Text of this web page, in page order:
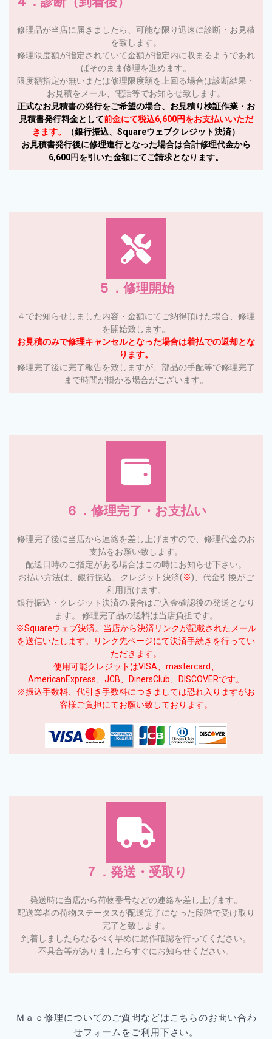
修理品が当店に届きましたら、可能な限り迅速に診断・お見積
を致します。
修理限度額が指定されていて金額が指定内に収まるようであれ
ばそのまま修理を進めます。
限度額指定が無いまたは修理限度額を上回る場合は診断結果・
お見積をメール、電話等でお知らせ致します。
正式なお見積書の発行をご希望の場合、お見積り検証作業・お
見積書発行料金として前金にて税込6,600円をお支払いいただ
きます。
（銀行振込、Squareウェブクレジット決済）
お見積書発行後に修理進行となった場合は合計修理代金から
6,600円を引いた金額にてご請求となります。
５．修理開始
４でお知らせしました内容・金額にてご納得頂けた場合、修理
を開始致します。
お見積のみで修理キャンセルとなった場合は着払での返却とな
ります。
修理完了後に完了報告を致しますが、部品の手配等で修理完了
まで時間が掛かる場合がございます。
６．修理完了・お支払い
修理完了後に当店から連絡を差し上げますので、修理代金のお
支払をお願い致します。
配送日時のご指定がある場合はこの時にお知らせ下さい。
お払い方法は、銀行振込、クレジット決済(※)、代金引換がご
利用頂けます。
銀行振込・クレジット決済の場合はご入金確認後の発送となり
ます。 修理完了品の送料は当店負担です。
※Squareウェブ決済。当店から決済リンクが記載されたメール
を送信いたします。リンク先ページにて決済手続きを行ってい
ただきます。
使用可能クレジットはVISA、mastercard、
AmericanExpress、JCB、DinersClub、DISCOVERです。
※振込手数料、代引き手数料につきましては恐れ入りますがお
客様ご負担にてお願い致しております。
７．発送・受取り
発送時に当店から荷物番号などの連絡を差し上げます。
配送業者の荷物ステータスが配送完了になった段階で受け取り
完了と致します。
到着しましたらなるべく早めに動作確認を行ってください。
不具合等がありましたらすぐにお知らせください。
Ｍａｃ修理についてのご質問などはこちらのお問い合わ
せフォームをご利用下さい。